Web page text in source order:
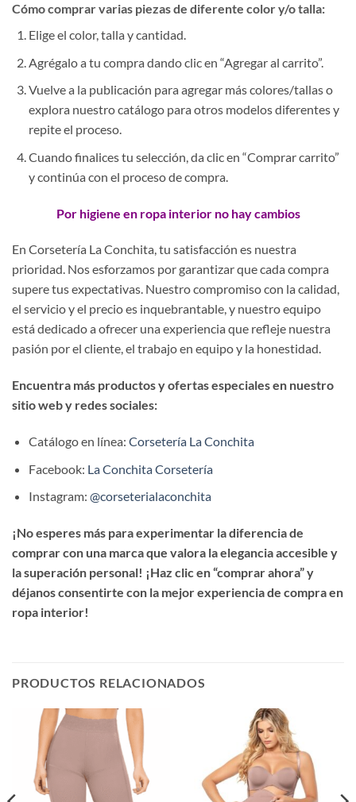
Cómo comprar varias piezas de diferente color y/o talla:
Elige el color, talla y cantidad.
Agrégalo a tu compra dando clic en “Agregar al carrito”.
Vuelve a la publicación para agregar más colores/tallas o
explora nuestro catálogo para otros modelos diferentes y
repite el proceso.
Cuando finalices tu selección, da clic en “Comprar carrito”
y continúa con el proceso de compra.
Por higiene en ropa interior no hay cambios
En Corsetería La Conchita, tu satisfacción es nuestra
prioridad. Nos esforzamos por garantizar que cada compra
supere tus expectativas. Nuestro compromiso con la calidad,
el servicio y el precio es inquebrantable, y nuestro equipo
está dedicado a ofrecer una experiencia que refleje nuestra
pasión por el cliente, el trabajo en equipo y la honestidad.
Encuentra más productos y ofertas especiales en nuestro
sitio web y redes sociales:
Catálogo en línea: Corsetería La Conchita
Facebook: La Conchita Corsetería
Instagram: @corseterialaconchita
¡No esperes más para experimentar la diferencia de
comprar con una marca que valora la elegancia accesible y
la superación personal! ¡Haz clic en “comprar ahora” y
déjanos consentirte con la mejor experiencia de compra en
ropa interior!
PRODUCTOS RELACIONADOS